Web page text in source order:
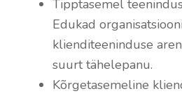
Tipptasemel
Edukad
klienditeeninduse
suurt tähelepanu.
Kõrgetasemeline